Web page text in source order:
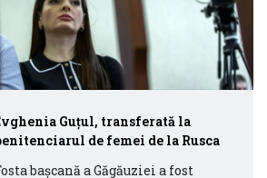
Guțul, transferată la
de femei de la Rusca
bașcană a Găgăuziei a fost